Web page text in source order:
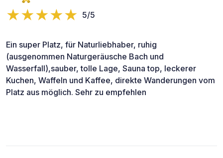
5/5
Ein super Platz, für Naturliebhaber, ruhig
(ausgenommen Naturgeräusche Bach und
Wasserfall),sauber, tolle Lage, Sauna top, leckerer
Kuchen, Waffeln und Kaffee, direkte Wanderungen vom
Platz aus möglich. Sehr zu empfehlen